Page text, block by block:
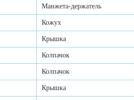
Манжета-держатель
Кожух
Крышка
Колпачок
Колпачок
Крышка